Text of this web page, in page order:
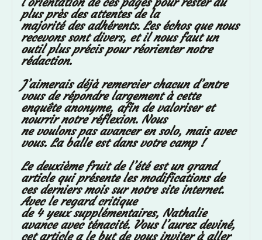
plus près des attentes de la
majorité des adhérents. Les échos que nous
recevons sont divers, et il nous faut un
outil plus précis pour réorienter notre
rédaction.
J’aimerais déjà remercier chacun d’entre
vous de répondre largement à cette
enquête anonyme, afin de valoriser et
nourrir notre réflexion. Nous
ne voulons pas avancer en solo, mais avec
vous. La balle est dans votre camp !
Le deuxième fruit de l’été est un grand
article qui présente les modifications de
ces derniers mois sur notre site internet.
Avec le regard critique
de 4 yeux supplémentaires, Nathalie
avance avec ténacité. Vous l’aurez deviné,
cet article a le but de vous inviter à aller